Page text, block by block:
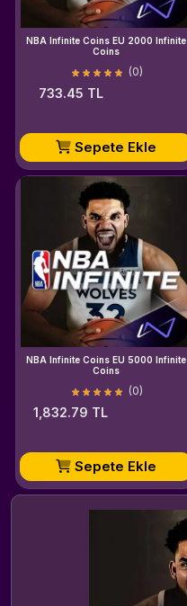
NBA Infinite Coins EU 2000 Infinite
Coins
(0)
733.45 TL
Sepete Ekle
NBA Infinite Coins EU 5000 Infinite
Coins
(0)
1,832.79 TL
Sepete Ekle